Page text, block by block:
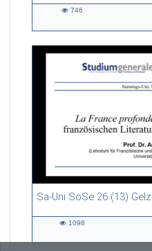
746
Sa-Uni SoSe 26 (13) Gelz
55:13 duration
1098